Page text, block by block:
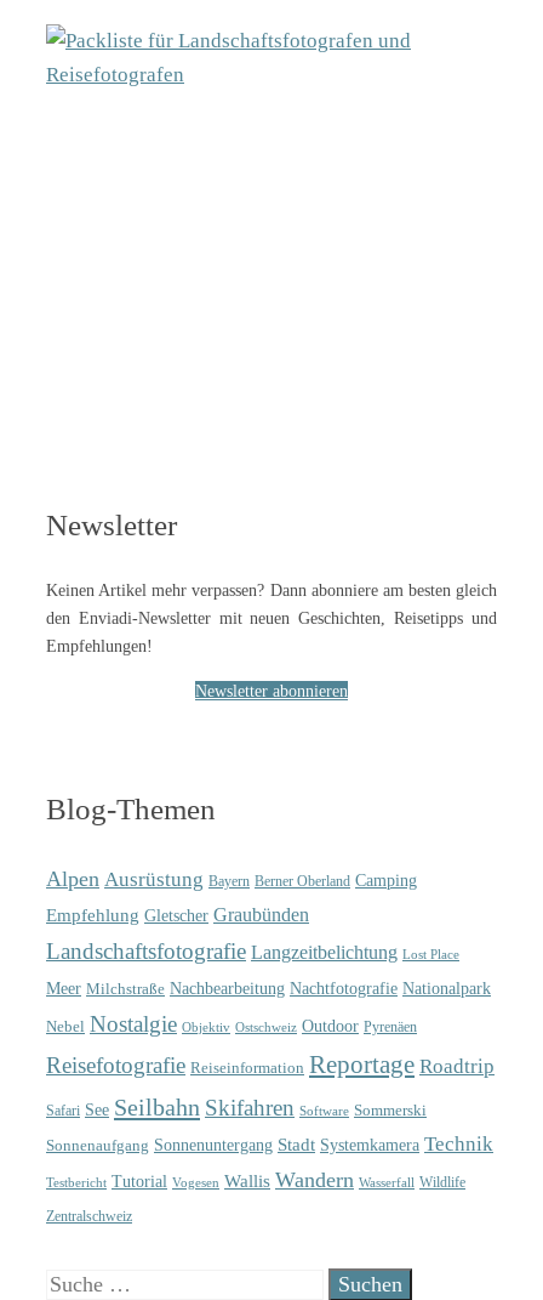
Newsletter
Keinen Artikel mehr verpassen? Dann abonniere am besten gleich
den Enviadi-Newsletter mit neuen Geschichten, Reisetipps und
Empfehlungen!
Newsletter abonnieren
Blog-Themen
Alpen Ausrüstung Bayern Berner Oberland Camping
Empfehlung Gletscher Graubünden
Landschaftsfotografie Langzeitbelichtung Lost Place
Meer Milchstraße Nachbearbeitung Nachtfotografie Nationalpark
Nebel Nostalgie Objektiv Ostschweiz Outdoor Pyrenäen
Reisefotografie Reiseinformation Reportage Roadtrip
Safari See Seilbahn Skifahren Software Sommerski
Sonnenaufgang Sonnenuntergang Stadt Systemkamera Technik
Testbericht Tutorial Vogesen Wallis Wandern Wasserfall Wildlife
Zentralschweiz
Suche